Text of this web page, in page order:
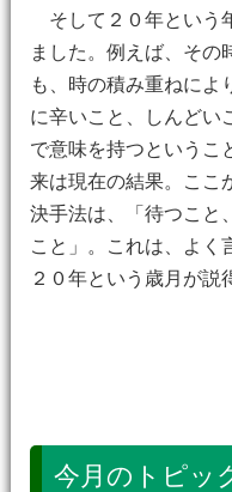
そして２０年という
ました。例えば、その
も、時の積み重ねによ
に辛いこと、しんどい
で意味を持つというこ
来は現在の結果。ここ
決手法は、「待つこと
こと」。これは、よく
２０年という歳月が説
今月のトピッ